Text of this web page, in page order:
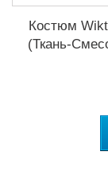
Костюм
(Ткань-